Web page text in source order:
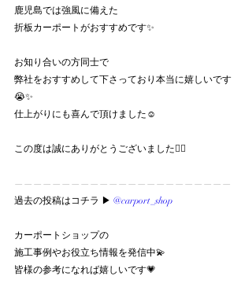
鹿児島では強風に備えた
折板カーポートがおすすめです✨
お知り合いの方同士で
弊社をおすすめして下さっており本当に嬉しいです
😭✨
仕上がりにも喜んで頂けました☺️
この度は誠にありがとうございました🙇‍♀️
———————————————————————
過去の投稿はコチラ ▶︎ @carport_shop
カーポートショップの
施工事例やお役立ち情報を発信中💫
皆様の参考になれば嬉しいです💗